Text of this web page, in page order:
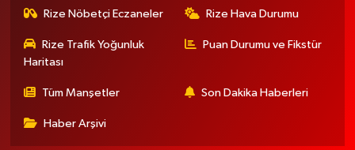
Rize Nöbetçi Eczaneler Rize Hava Durumu
Rize Trafik Yoğunluk
Haritası
Puan Durumu ve Fikstür
Tüm Manşetler Son Dakika Haberleri
Haber Arşivi